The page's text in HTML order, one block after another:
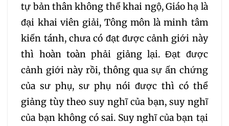
tự bản thân không thể khai ngộ, Giáo hạ là
đại khai viên giải, Tông môn là minh tâm
kiến tánh, chưa có đạt được cảnh giới này
thì hoàn toàn phải giảng lại. Đạt được
cảnh giới này rồi, thông qua sự ấn chứng
của sư phụ, sư phụ nói được thì có thể
giảng tùy theo suy nghĩ của bạn, suy nghĩ
của bạn không có sai. Suy nghĩ của bạn tại